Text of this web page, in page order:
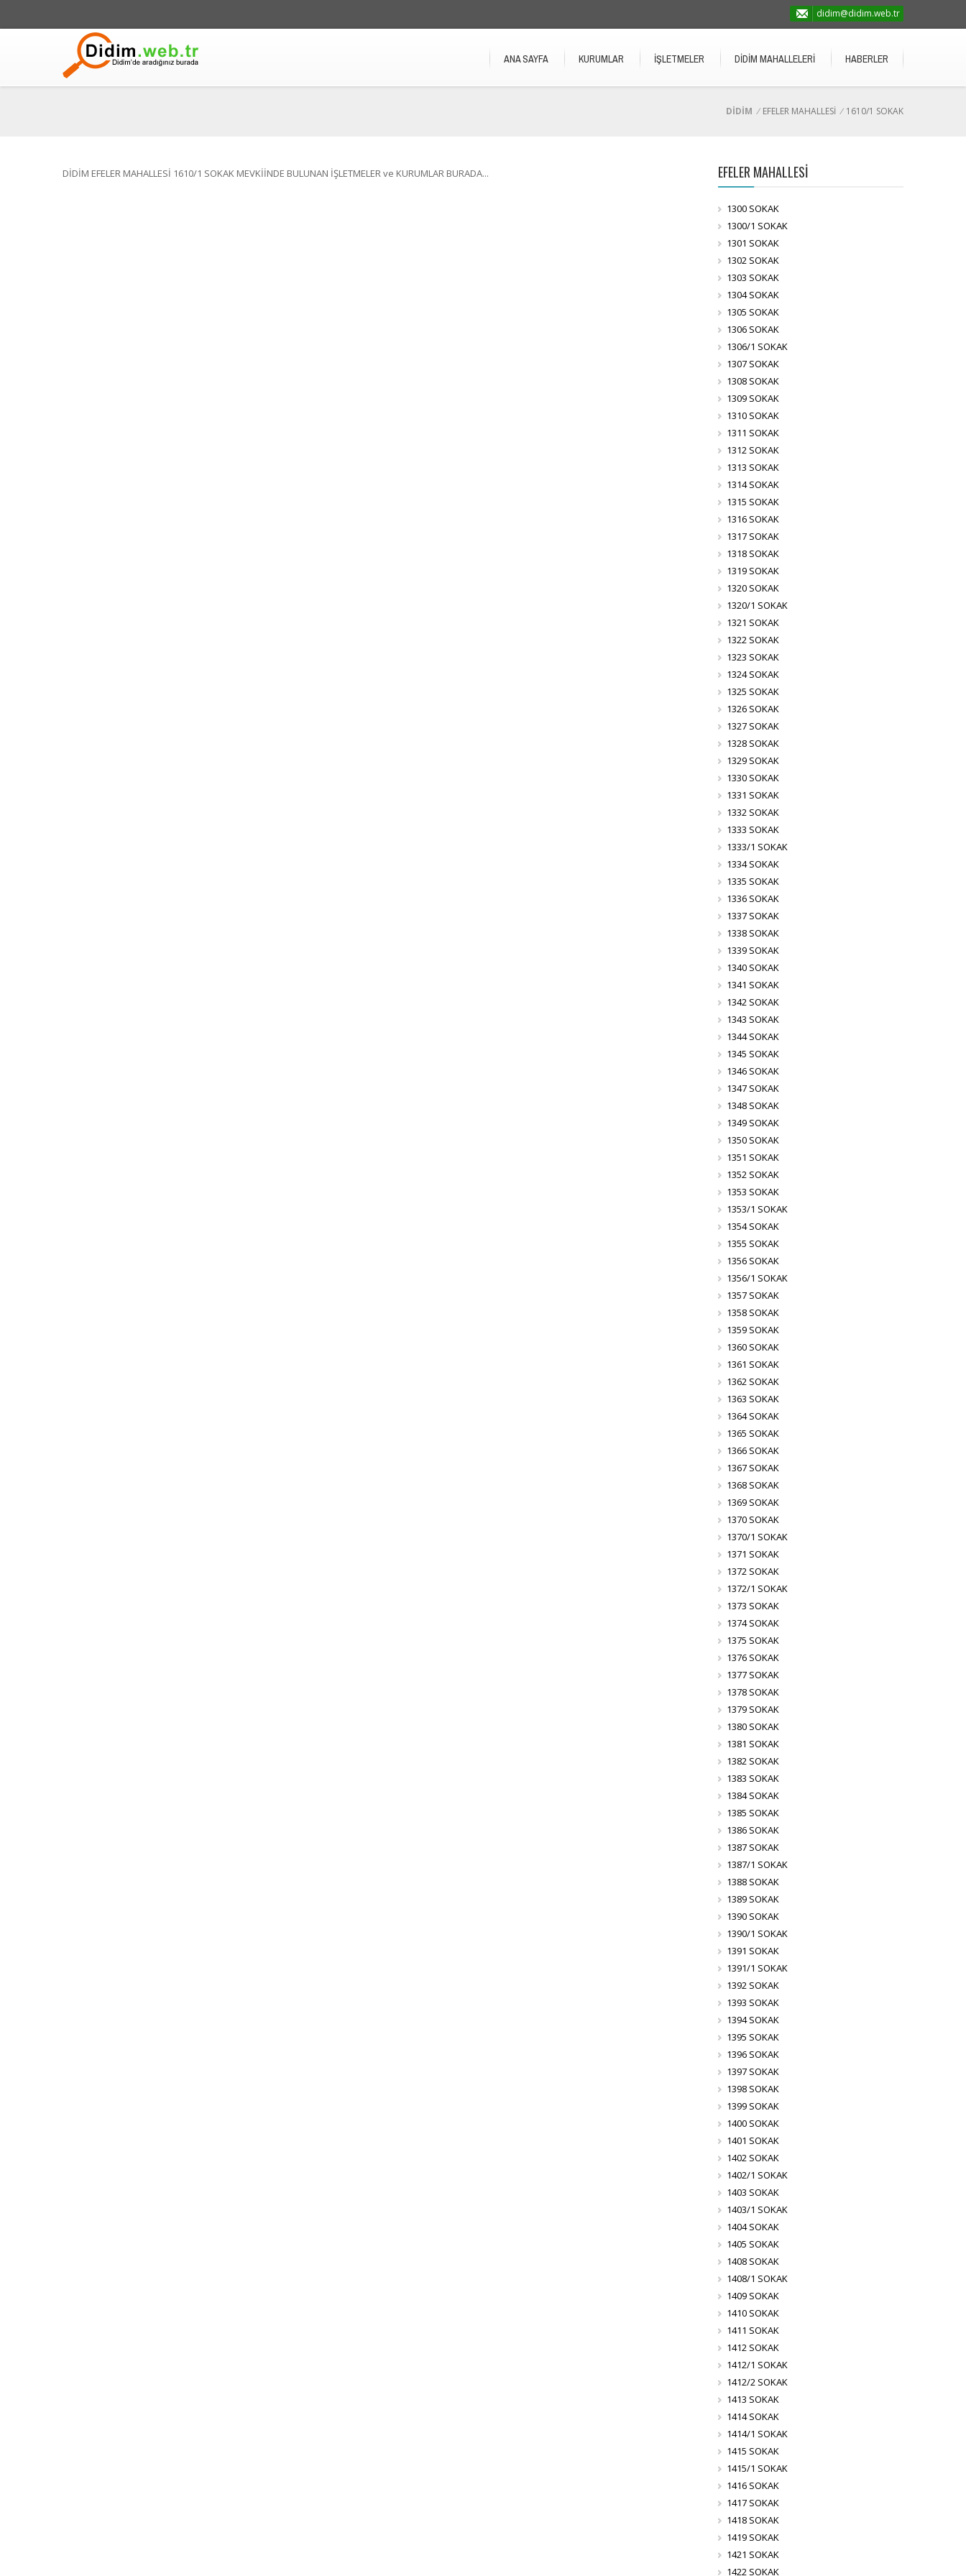
didim@didim.web.tr
ANA SAYFA KURUMLAR İŞLETMELER DİDİM MAHALLELERİ HABERLER
DİDİM / EFELER MAHALLESİ / 1610/1 SOKAK
DİDİM EFELER MAHALLESİ 1610/1 SOKAK MEVKİİNDE BULUNAN İŞLETMELER ve KURUMLAR BURADA... EFELER MAHALLESİ
1300 SOKAK
1300/1 SOKAK
1301 SOKAK
1302 SOKAK
1303 SOKAK
1304 SOKAK
1305 SOKAK
1306 SOKAK
1306/1 SOKAK
1307 SOKAK
1308 SOKAK
1309 SOKAK
1310 SOKAK
1311 SOKAK
1312 SOKAK
1313 SOKAK
1314 SOKAK
1315 SOKAK
1316 SOKAK
1317 SOKAK
1318 SOKAK
1319 SOKAK
1320 SOKAK
1320/1 SOKAK
1321 SOKAK
1322 SOKAK
1323 SOKAK
1324 SOKAK
1325 SOKAK
1326 SOKAK
1327 SOKAK
1328 SOKAK
1329 SOKAK
1330 SOKAK
1331 SOKAK
1332 SOKAK
1333 SOKAK
1333/1 SOKAK
1334 SOKAK
1335 SOKAK
1336 SOKAK
1337 SOKAK
1338 SOKAK
1339 SOKAK
1340 SOKAK
1341 SOKAK
1342 SOKAK
1343 SOKAK
1344 SOKAK
1345 SOKAK
1346 SOKAK
1347 SOKAK
1348 SOKAK
1349 SOKAK
1350 SOKAK
1351 SOKAK
1352 SOKAK
1353 SOKAK
1353/1 SOKAK
1354 SOKAK
1355 SOKAK
1356 SOKAK
1356/1 SOKAK
1357 SOKAK
1358 SOKAK
1359 SOKAK
1360 SOKAK
1361 SOKAK
1362 SOKAK
1363 SOKAK
1364 SOKAK
1365 SOKAK
1366 SOKAK
1367 SOKAK
1368 SOKAK
1369 SOKAK
1370 SOKAK
1370/1 SOKAK
1371 SOKAK
1372 SOKAK
1372/1 SOKAK
1373 SOKAK
1374 SOKAK
1375 SOKAK
1376 SOKAK
1377 SOKAK
1378 SOKAK
1379 SOKAK
1380 SOKAK
1381 SOKAK
1382 SOKAK
1383 SOKAK
1384 SOKAK
1385 SOKAK
1386 SOKAK
1387 SOKAK
1387/1 SOKAK
1388 SOKAK
1389 SOKAK
1390 SOKAK
1390/1 SOKAK
1391 SOKAK
1391/1 SOKAK
1392 SOKAK
1393 SOKAK
1394 SOKAK
1395 SOKAK
1396 SOKAK
1397 SOKAK
1398 SOKAK
1399 SOKAK
1400 SOKAK
1401 SOKAK
1402 SOKAK
1402/1 SOKAK
1403 SOKAK
1403/1 SOKAK
1404 SOKAK
1405 SOKAK
1408 SOKAK
1408/1 SOKAK
1409 SOKAK
1410 SOKAK
1411 SOKAK
1412 SOKAK
1412/1 SOKAK
1412/2 SOKAK
1413 SOKAK
1414 SOKAK
1414/1 SOKAK
1415 SOKAK
1415/1 SOKAK
1416 SOKAK
1417 SOKAK
1418 SOKAK
1419 SOKAK
1421 SOKAK
1422 SOKAK